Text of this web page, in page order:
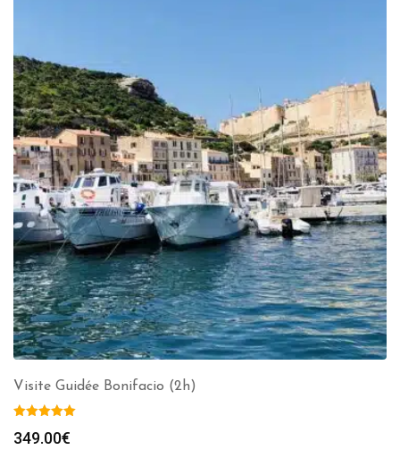
Visite Guidée Bonifacio (2h)
349.00€